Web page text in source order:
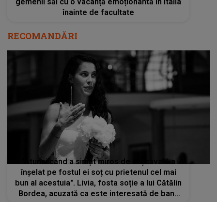
înainte de facultate
RECOMANDĂRI
"Atunci când a simțit miros de cașcaval l-a
înșelat pe fostul ei soț cu prietenul cel mai
bun al acestuia". Livia, fosta soție a lui Cătălin
Bordea, acuzată ca este interesată de banii